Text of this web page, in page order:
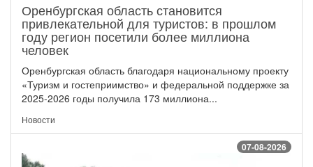
Оренбургская область становится
привлекательной для туристов: в прошлом
году регион посетили более миллиона
человек
Оренбургская область благодаря национальному проекту
«Туризм и гостеприимство» и федеральной поддержке за
2025-2026 годы получила 173 миллиона...
Новости
07-08-2026